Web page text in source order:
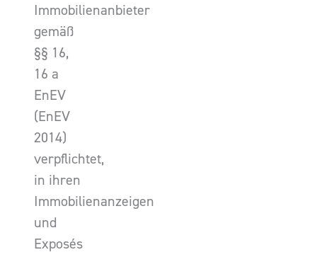
Immobilienanbieter
gemäß
§§ 16,
16 a
EnEV
(EnEV
2014)
verpflichtet,
in ihren
Immobilienanzeigen
und
Exposés